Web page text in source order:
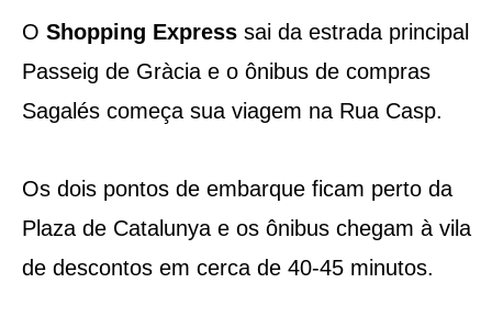
O Shopping Expresssai da estrada principal
Passeig de Gràcia e o ônibus de compras
Sagalés começa sua viagem na Rua Casp.
Os dois pontos de embarque ficam perto da
Plaza de Catalunya e os ônibus chegam à vila
de descontos em cerca de 40-45 minutos.